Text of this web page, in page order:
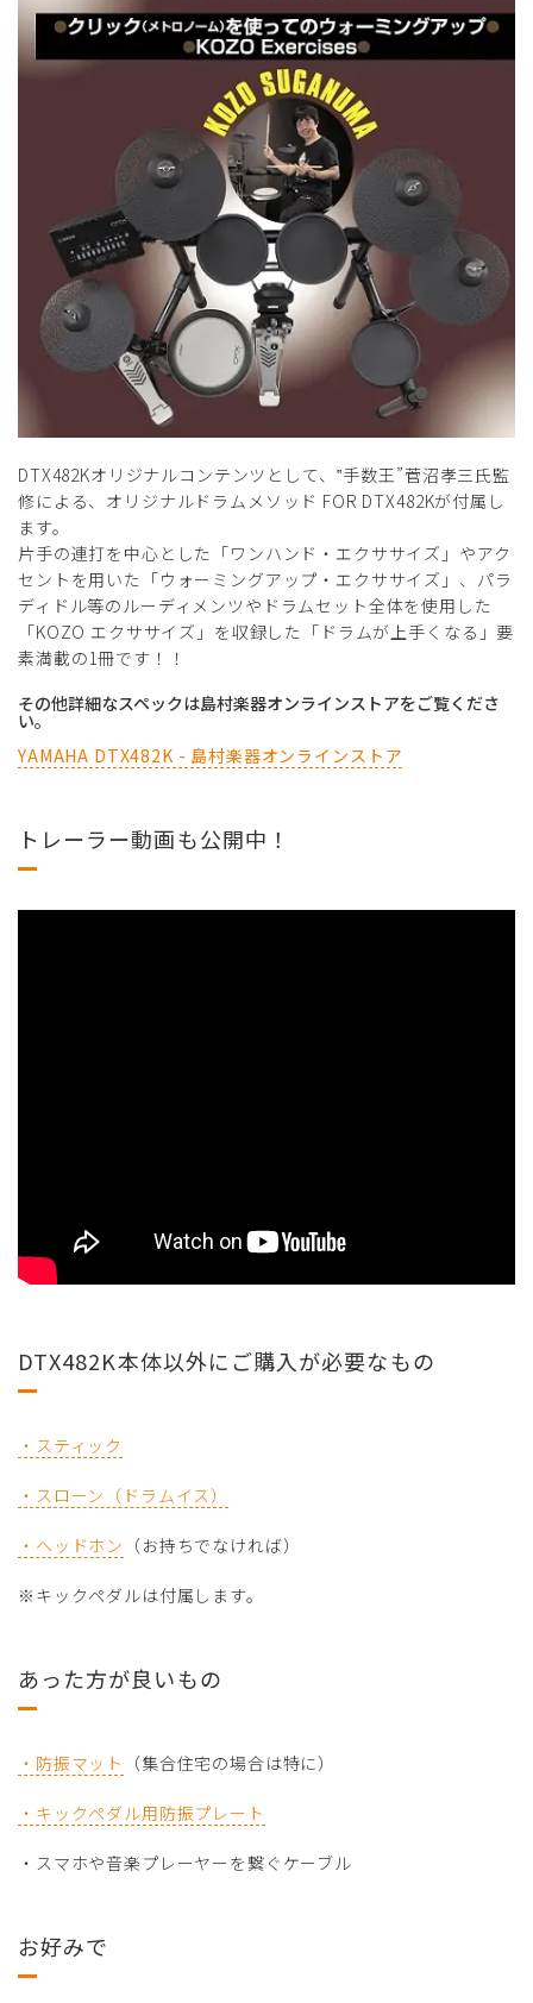
DTX482Kオリジナルコンテンツとして、‟手数王”菅沼孝三⽒監
修による、オリジナルドラムメソッド FOR DTX482Kが付属し
ます。
片手の連打を中心とした「ワンハンド・エクササイズ」やアク
セントを用いた「ウォーミングアップ・エクササイズ」、パラ
ディドル等のルーディメンツやドラムセット全体を使用した
「KOZO エクササイズ」を収録した「ドラムが上手くなる」要
素満載の1冊です！！
その他詳細なスペックは島村楽器オンラインストアをご覧くださ
い。
YAMAHA DTX482K - 島村楽器オンラインストア
トレーラー動画も公開中！
DTX482K本体以外にご購入が必要なもの
・スティック
・スローン（ドラムイス）
・ヘッドホン （お持ちでなければ）
※キックペダルは付属します。
あった方が良いもの
・防振マット （集合住宅の場合は特に）
・キックペダル用防振プレート
・スマホや音楽プレーヤーを繋ぐケーブル
お好みで